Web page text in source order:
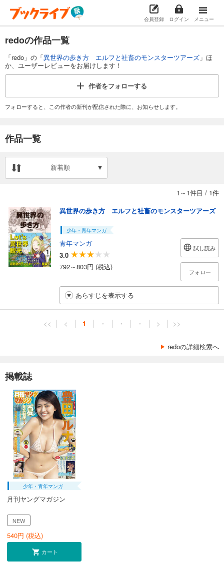
会員登録 ログイン メニュー
redoの作品一覧
「redo」の「異世界の歩き方 エルフと社畜のモンスターツアーズ 」ほ
か、ユーザーレビューをお届けします！
作者をフォローする
フォローすると、この作者の新刊が配信された際に、お知らせします。
作品一覧
新着順
1～1件目 / 1件
異世界の歩き方 エルフと社畜のモンスターツアーズ
少年・青年マンガ
青年マンガ
3.0
792～803円 (税込)
試し読み
フォロー
あらすじを表示する
<< < 1 ・ ・ ・ > >>
redoの詳細検索へ
掲載誌
少年・青年マンガ
月刊ヤングマガジン
NEW
540円 (税込)
カート